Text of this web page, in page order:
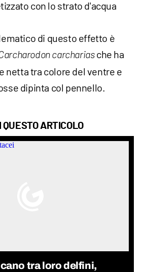
con lo strato d'acqua
di questo effetto è
carchariasche ha
netta tra colore del ventre e
dipinta col pennello.
QUESTO ARTICOLO
tra loro delfini,